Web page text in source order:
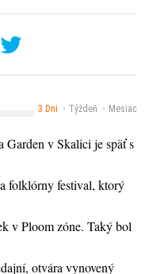
3 Dni Týždeň Mesiac
Garden v Skalici je späť s
folklórny festival, ktorý
v Ploom zóne. Taký bol
otvára vynovený